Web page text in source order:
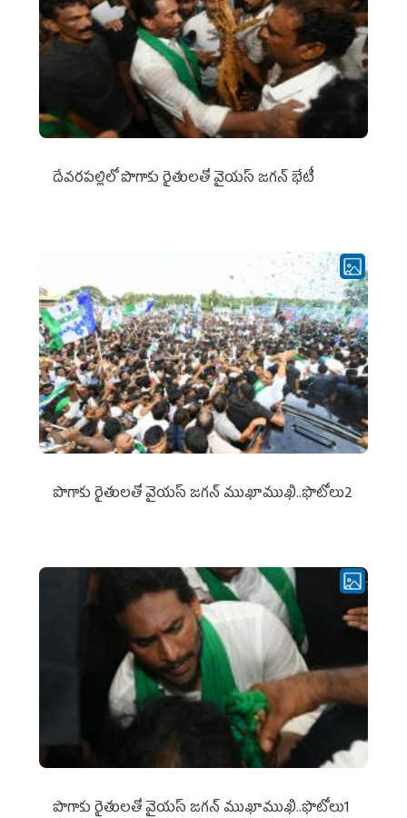
దేవరపల్లిలో పొగాకు రైతులతో వైయస్ జగన్ భేటీ
పొగాకు రైతుల‌తో వైయ‌స్ జ‌గ‌న్ ముఖాముఖి..ఫొటోలు2
పొగాకు రైతుల‌తో వైయ‌స్ జ‌గ‌న్ ముఖాముఖి..ఫొటోలు1